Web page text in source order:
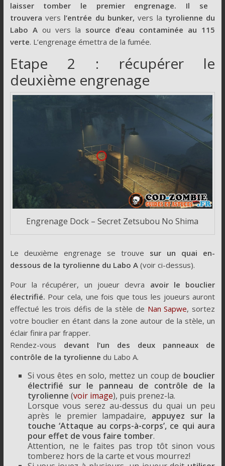
laisser tomber le premier engrenage. Il se
trouvera vers l’entrée du bunker, vers la tyrolienne du
Labo Aou vers la source d’eau contaminée au 115
verte. L’engrenage émettra de la fumée.
Etape 2 : récupérer le
deuxième engrenage
Engrenage Dock – Secret Zetsubou No Shima
Le deuxième engrenage se trouve sur un quai en-
dessous de la tyrolienne du Labo A(voir ci-dessus).
Pour la récupérer, un joueur devra avoir le bouclier
électrifié. Pour cela, une fois que tous les joueurs auront
effectué les trois défis de la stèle de Nan Sapwe, sortez
votre bouclier en étant dans la zone autour de la stèle, un
éclair finira par frapper.
Rendez-vous devant l’un des deux panneaux de
contrôle de la tyrolienne du Labo A.
Si vous êtes en solo, mettez un coup de bouclier
électrifié sur le panneau de contrôle de la
tyrolienne (voir image), puis prenez-la.
Lorsque vous serez au-dessus du quai un peu
après le premier lampadaire, appuyez sur la
touche ‘Attaque au corps-à-corps’, ce qui aura
pour effet de vous faire tomber.
Attention, ne le faites pas trop tôt sinon vous
tomberez hors de la carte et vous mourrez!